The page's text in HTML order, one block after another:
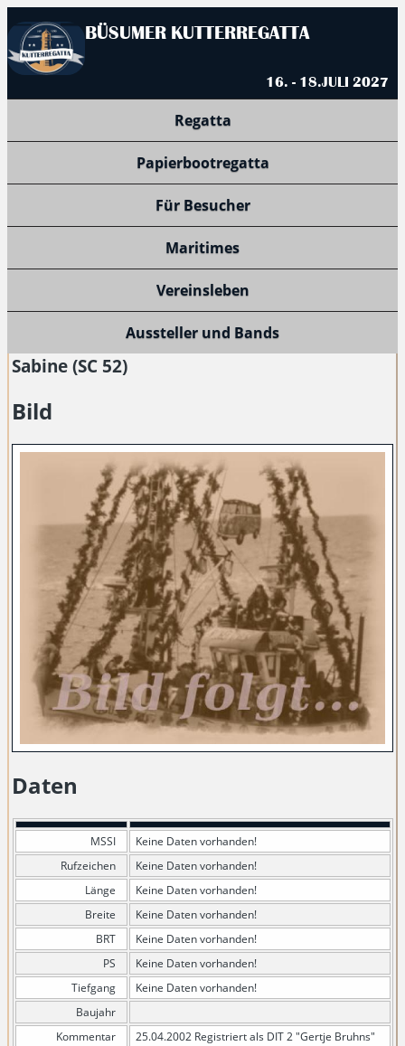
BÜSUMER KUTTERREGATTA
16. - 18.JULI 2027
Regatta
Papierbootregatta
Für Besucher
Maritimes
Vereinsleben
Aussteller und Bands
Sabine (SC 52)
Bild
Daten
MSSI
Keine Daten vorhanden!
Rufzeichen
Keine Daten vorhanden!
Länge
Keine Daten vorhanden!
Breite
Keine Daten vorhanden!
BRT
Keine Daten vorhanden!
PS
Keine Daten vorhanden!
Tiefgang
Keine Daten vorhanden!
Baujahr
Kommentar
25.04.2002 Registriert als DIT 2 "Gertje Bruhns"